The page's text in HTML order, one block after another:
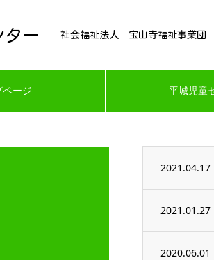
ター 社会福祉法人 宝山寺福祉事業団
ページ 平城児童
2021.04.17
2021.01.27
2020.06.01